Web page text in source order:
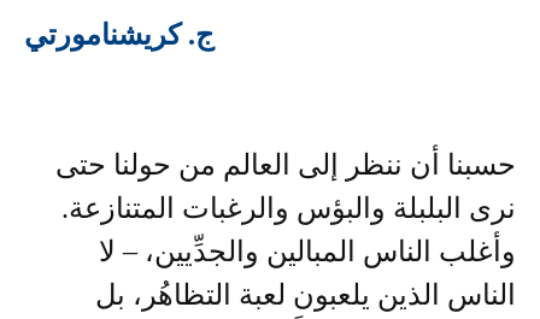
ج. كريشنامورتي
حسبنا أن ننظر إلى العالم من حولنا حتى
نرى البلبلة والبؤس والرغبات المتنازعة.
وأغلب الناس المبالين والجدِّيين، – لا
الناس الذين يلعبون لعبة التظاهُر، بل